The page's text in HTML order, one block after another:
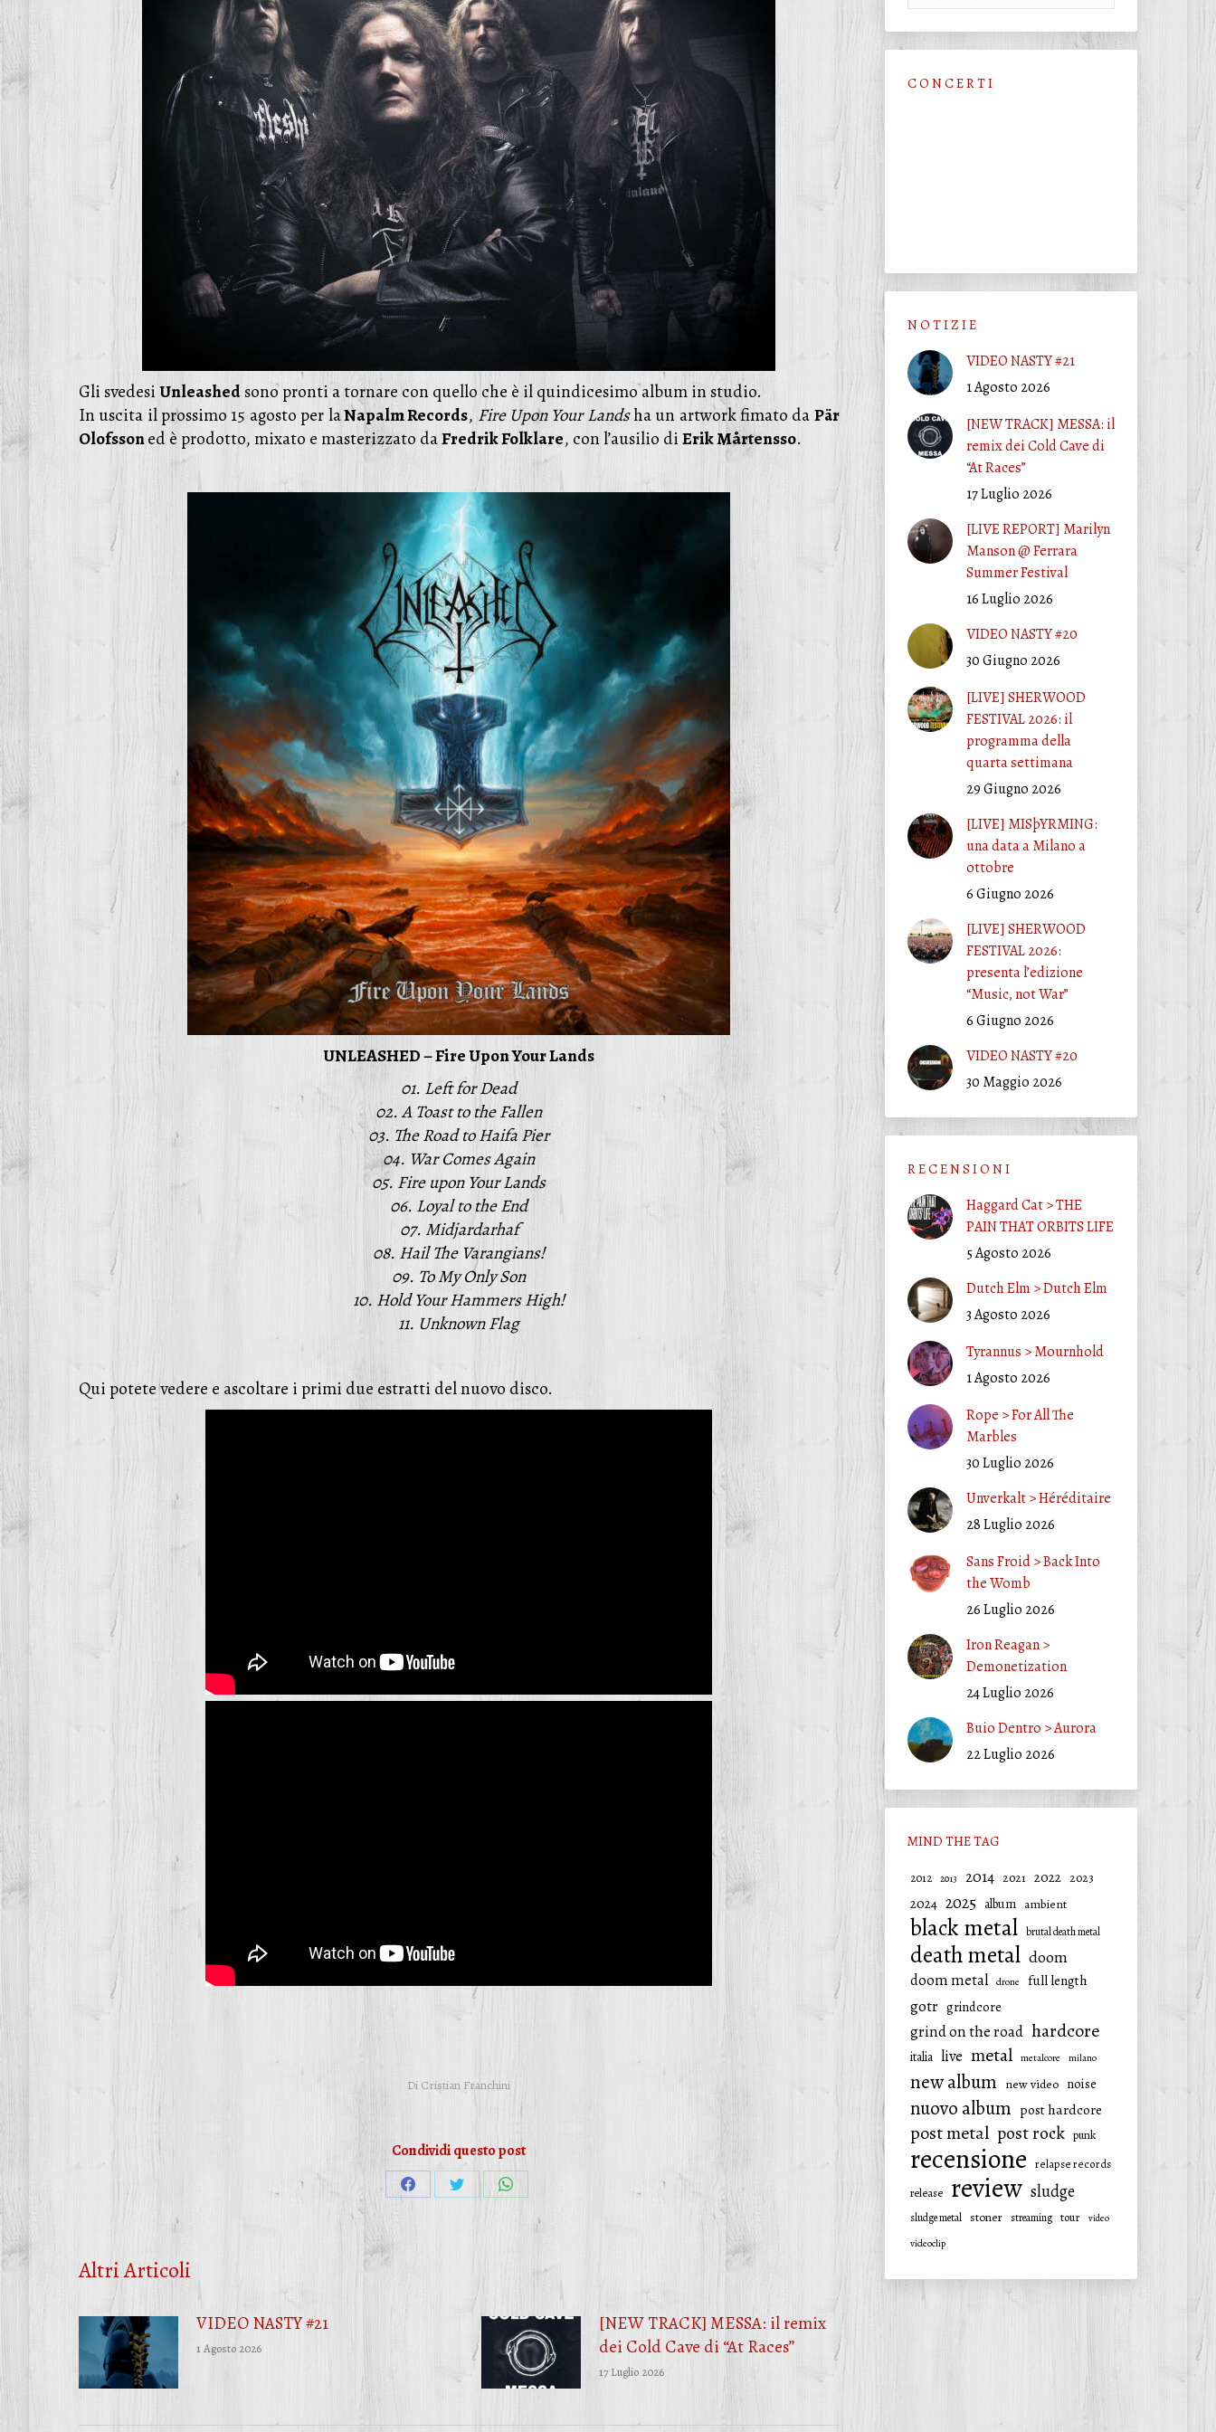
Gli svedesiUnleashedsono pronti a tornare con quello che è il quindicesimo album in studio.
In uscita il prossimo 15 agosto per laNapalm Records, Fire Upon Your Landsha un artwork fimato daPär
Olofssoned è prodotto, mixato e masterizzato daFredrik Folklare, con l’ausilio diErik Mårtensso.
UNLEASHED – Fire Upon Your Lands
01. Left for Dead
02. A Toast to the Fallen
03. The Road to Haifa Pier
04. War Comes Again
05. Fire upon Your Lands
06. Loyal to the End
07. Midjardarhaf
08. Hail The Varangians!
09. To My Only Son
10. Hold Your Hammers High!
11. Unknown Flag
Qui potete vedere e ascoltare i primi due estratti del nuovo disco.
Di Cristian Franchini
Condividi questo post
CondividiCondividiCondividi
Altri Articoli
VIDEO NASTY #21
1 Agosto 2026
[NEW TRACK] MESSA: il remix
dei Cold Cave di “At Races”
17 Luglio 2026
C O N C E R T I
N O T I Z I E
VIDEO NASTY #21
1 Agosto 2026
[NEW TRACK] MESSA: il
remix dei Cold Cave di
“At Races”
17 Luglio 2026
[LIVE REPORT] Marilyn
Manson @ Ferrara
Summer Festival
16 Luglio 2026
VIDEO NASTY #20
30 Giugno 2026
[LIVE] SHERWOOD
FESTIVAL 2026: il
programma della
quarta settimana
29 Giugno 2026
[LIVE] MISþYRMING:
una data a Milano a
ottobre
6 Giugno 2026
[LIVE] SHERWOOD
FESTIVAL 2026:
presenta l’edizione
“Music, not War”
6 Giugno 2026
VIDEO NASTY #20
30 Maggio 2026
R E C E N S I O N I
Haggard Cat > THE
PAIN THAT ORBITS LIFE
5 Agosto 2026
Dutch Elm > Dutch Elm
3 Agosto 2026
Tyrannus > Mournhold
1 Agosto 2026
Rope > For All The
Marbles
30 Luglio 2026
Unverkalt > Héréditaire
28 Luglio 2026
Sans Froid > Back Into
the Womb
26 Luglio 2026
Iron Reagan >
Demonetization
24 Luglio 2026
Buio Dentro > Aurora
22 Luglio 2026
MIND THE TAG
2012 2013 2014 2021 2022 2023
2024 2025 album ambient
black metal brutal death metal
death metal doom
doom metal drone full length
gotr grindcore
grind on the road hardcore
italia live metal metalcore milano
new album new video noise
nuovo album post hardcore
post metal post rock punk
recensione relapse records
release
review sludge
sludge metal stoner streaming tour
video
videoclip